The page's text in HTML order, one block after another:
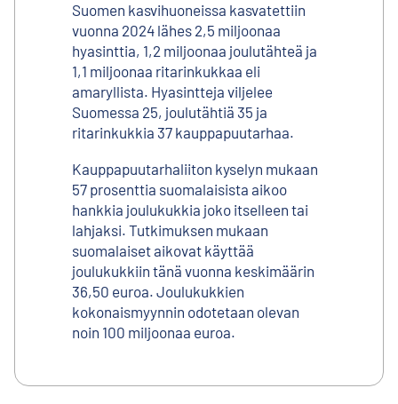
Suomen kasvihuoneissa kasvatettiin
vuonna 2024 lähes 2,5 miljoonaa
hyasinttia, 1,2 miljoonaa joulutähteä ja
1,1 miljoonaa ritarinkukkaa eli
amaryllista. Hyasintteja viljelee
Suomessa 25, joulutähtiä 35 ja
ritarinkukkia 37 kauppapuutarhaa.
Kauppapuutarhaliiton kyselyn mukaan
57 prosenttia suomalaisista aikoo
hankkia joulukukkia joko itselleen tai
lahjaksi. Tutkimuksen mukaan
suomalaiset aikovat käyttää
joulukukkiin tänä vuonna keskimäärin
36,50 euroa. Joulukukkien
kokonaismyynnin odotetaan olevan
noin 100 miljoonaa euroa.